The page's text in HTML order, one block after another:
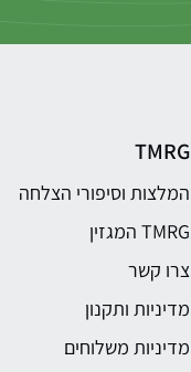
TMRG
המלצות וסיפורי הצלחה
TMRG המגזין
צרו קשר
מדיניות ותקנון
מדיניות משלוחים